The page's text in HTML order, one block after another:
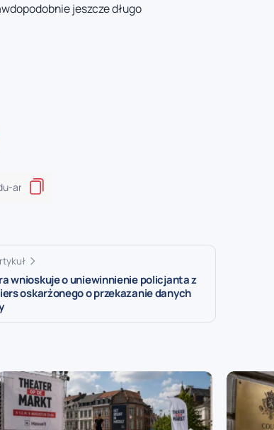
jeszcze długo
wnioskuje o uniewinnienie policjanta z
oskarżonego o przekazanie danych